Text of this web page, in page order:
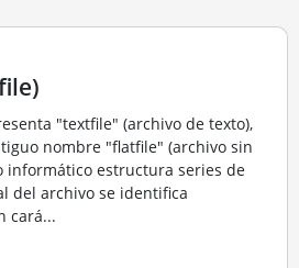
"textfile" (archivo de texto),
nombre "flatfile" (archivo sin
informático estructura series de
del archivo se identifica
cará...